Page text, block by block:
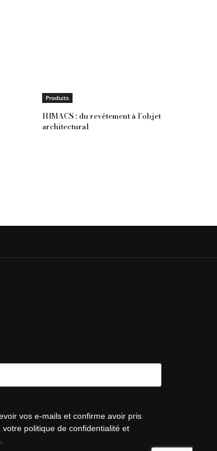
Produits
HIMACS : du revêtement à l’objet
architectural